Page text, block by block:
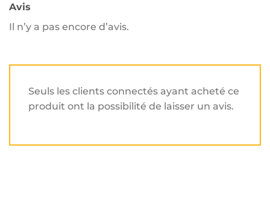
Avis
Il n’y a pas encore d’avis.
Seuls les clients connectés ayant acheté ce
produit ont la possibilité de laisser un avis.